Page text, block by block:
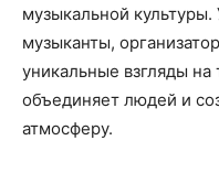
музыкальной культуры.
музыканты,
уникальные взгляды на
объединяет людей и
атмосферу.